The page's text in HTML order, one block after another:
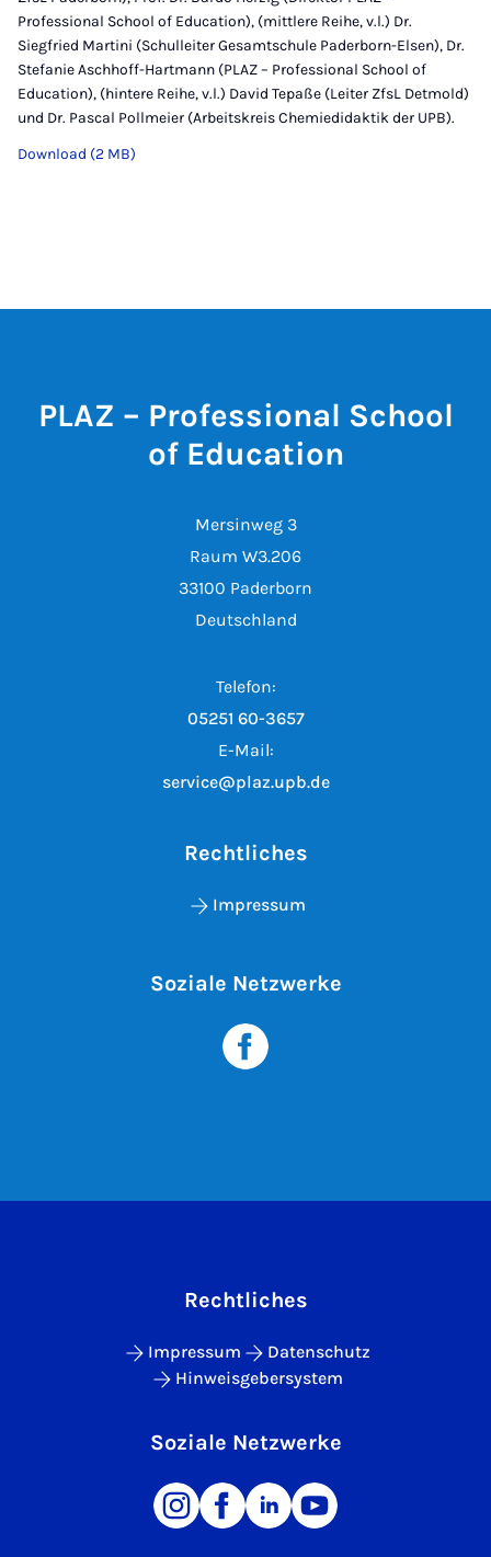
Professional School of Education), (mittlere Reihe, v.l.) Dr.
Siegfried Martini (Schulleiter Gesamtschule Paderborn-Elsen), Dr.
Stefanie Aschhoff-Hartmann (PLAZ – Professional School of
Education), (hintere Reihe, v.l.) David Tepaße (Leiter ZfsL Detmold)
und Dr. Pascal Pollmeier (Arbeitskreis Chemiedidaktik der UPB).
Download (2 MB)
PLAZ – Professional School
of Education
Mersinweg 3
Raum W3.206
33100 Paderborn
Deutschland
Telefon:
05251 60-3657
E-Mail:
service@plaz.upb.de
Rechtliches
Impressum
Soziale Netzwerke
Rechtliches
Impressum
Datenschutz
Hinweisgebersystem
Soziale Netzwerke